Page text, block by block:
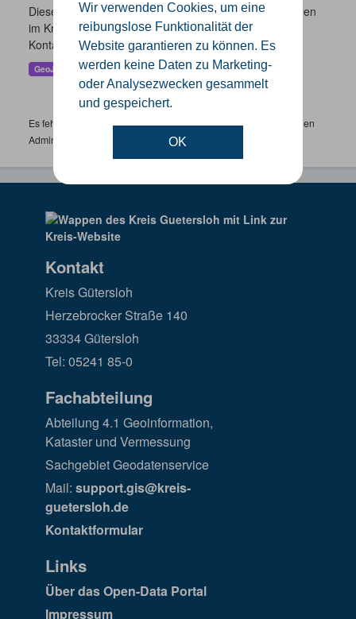
Wir verwenden Cookies, um eine
reibungslose Funktionalität der
Website garantieren zu können. Es
werden keine Daten zu Marketing-
oder Analysezwecken gesammelt
und gespeichert.
OK
Dieser Datensatz beinhaltet eine Darstellung der Schulen
im Kreis Gütersloh mit Angaben zu Schulform,
Kontaktmöglichkeiten, Pausenzeiten und Schulträger.
GeoJSON SHP
Es fehlen spezifische Datensätze? Wenden Sie sich bitte an einen
Administrator unter:
support.gis@kreis-guetersloh.de
Kontakt
Kreis Gütersloh
Herzebrocker Straße 140
33334 Gütersloh
Tel: 05241 85-0
Fachabteilung
Abteilung 4.1 Geoinformation,
Kataster und Vermessung
Sachgebiet Geodatenservice
Mail: support.gis@kreis-
guetersloh.de
Kontaktformular
Links
Über das Open-Data Portal
Impressum